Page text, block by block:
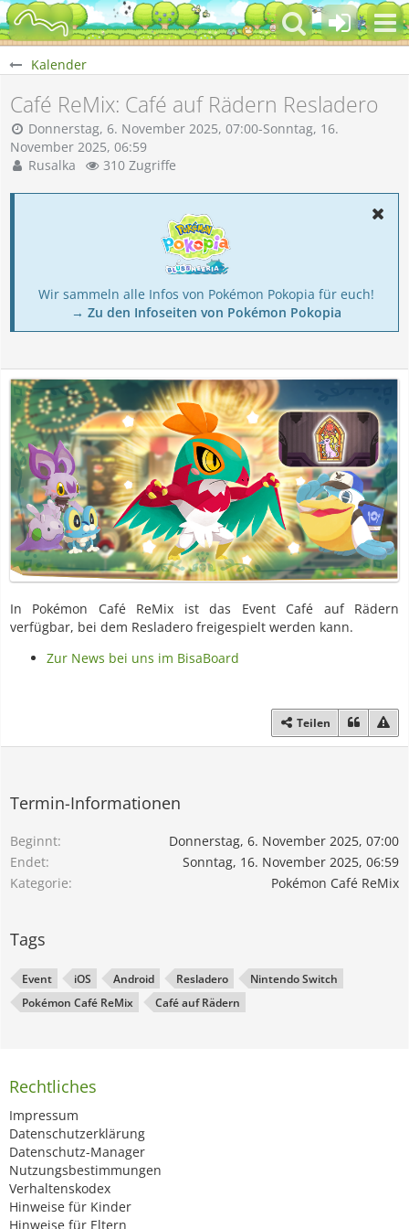
Kalender
Café ReMix: Café auf Rädern Resladero
Donnerstag, 6. November 2025, 07:00-Sonntag, 16.
November 2025, 06:59
Rusalka
310 Zugriffe
Wir sammeln alle Infos von Pokémon Pokopia für euch!
→ Zu den Infoseiten von Pokémon Pokopia
In Pokémon Café ReMix ist das Event Café auf Rädern
verfügbar, bei dem Resladero freigespielt werden kann.
Zur News bei uns im BisaBoard
Teilen
Termin-Informationen
Beginnt
Donnerstag, 6. November 2025, 07:00
Endet
Sonntag, 16. November 2025, 06:59
Kategorie
Pokémon Café ReMix
Tags
Event iOS Android Resladero
Nintendo Switch
Pokémon Café ReMix
Café auf Rädern
Rechtliches
Impressum
Datenschutzerklärung
Datenschutz-Manager
Nutzungsbestimmungen
Verhaltenskodex
Hinweise für Kinder
Hinweise für Eltern